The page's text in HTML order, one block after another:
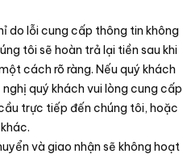
do lỗi cung cấp thông tin không
tôi sẽ hoàn trả lại tiền sau khi
cách rõ ràng. Nếu quý khách
quý khách vui lòng cung cấp
trực tiếp đến chúng tôi, hoặc
và giao nhận sẽ không hoạt